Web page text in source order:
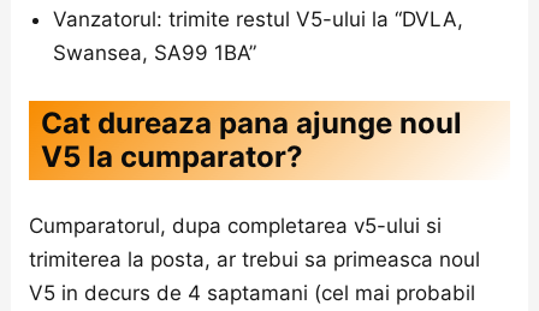
Vanzatorul: trimite restul V5-ului la “DVLA,
Swansea, SA99 1BA”
Cat dureaza pana ajunge noul
V5 la cumparator?
Cumparatorul, dupa completarea v5-ului si
trimiterea la posta, ar trebui sa primeasca noul
V5 in decurs de 4 saptamani (cel mai probabil